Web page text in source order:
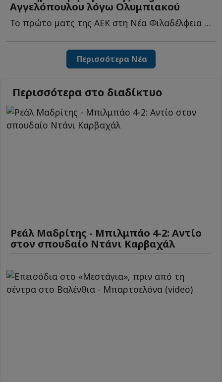
Αγγελόπουλου λόγω Ολυμπιακού
Το πρώτο ματς της ΑΕΚ στη Νέα Φιλαδέλφεια για τη νέα σ...
Περισσότερα Νέα
Περισσότερα στο διαδίκτυο
Ρεάλ Μαδρίτης - Μπιλμπάο 4-2: Αντίο
στον σπουδαίο Ντάνι Καρβαχάλ